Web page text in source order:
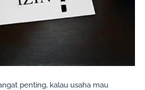
penting, kalau usaha mau